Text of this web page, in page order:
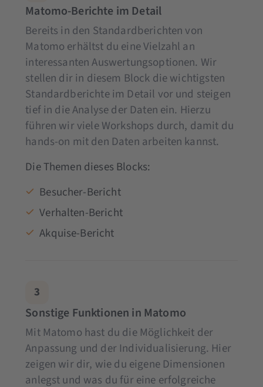
Matomo-Berichte im Detail
Bereits in den Standardberichten von
Matomo erhältst du eine Vielzahl an
interessanten Auswertungsoptionen. Wir
stellen dir in diesem Block die wichtigsten
Standardberichte im Detail vor und steigen
tief in die Analyse der Daten ein. Hierzu
führen wir viele Workshops durch, damit du
hands-on mit den Daten arbeiten kannst.
Die Themen dieses Blocks:
Besucher-Bericht
Verhalten-Bericht
Akquise-Bericht
3
Sonstige Funktionen in Matomo
Mit Matomo hast du die Möglichkeit der
Anpassung und der Individualisierung. Hier
zeigen wir dir, wie du eigene Dimensionen
anlegst und was du für eine erfolgreiche